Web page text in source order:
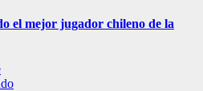
el mejor jugador chileno de la